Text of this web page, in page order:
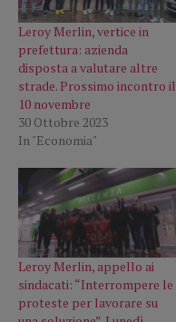
Leroy Merlin, vertice in
prefettura: azienda
disposta a valutare altre
strade. Prossimo incontro il
10 novembre
30 Ottobre 2023
In "Economia"
Leroy Merlin, appello ai
sindacati: “Interrompere le
proteste per lavorare su